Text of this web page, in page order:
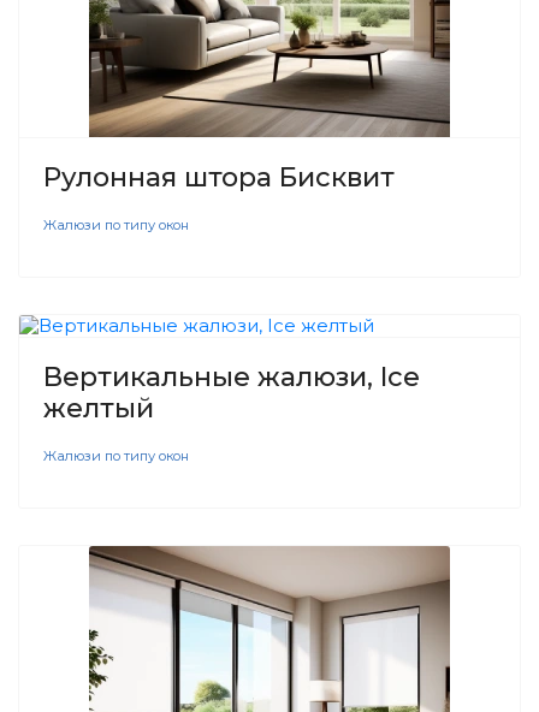
Рулонная штора Бисквит
Жалюзи по типу окон
Вертикальные жалюзи, Ice
желтый
Жалюзи по типу окон